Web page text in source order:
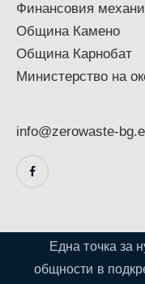
Финансовия
Община Камено
Община Карнобат
Министерство на
info@zerowaste-
Една точка за
общности в